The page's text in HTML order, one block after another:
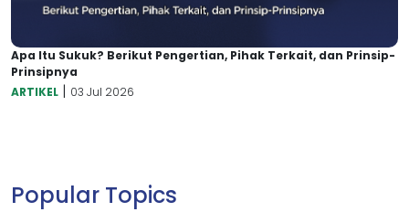
Apa Itu Sukuk? Berikut Pengertian, Pihak Terkait, dan Prinsip-
Prinsipnya
ARTIKEL | 03 Jul 2026
Popular Topics